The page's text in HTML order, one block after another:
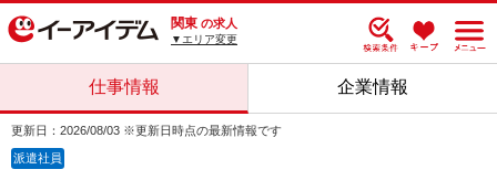
関東 の求人
▼エリア変更
仕事情報 企業情報
更新日：2026/08/03 ※更新日時点の最新情報です
派遣社員